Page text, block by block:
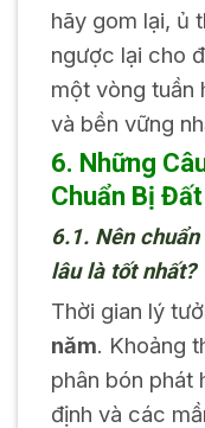
hãy gom lại, ủ
ngược lại cho
một vòng tuần
và bền vững
6. Những
Chuẩn Bị
6.1. Nên
lâu là tốt nhất?
Thời gian lý
năm. Khoảng
phân bón phát
định và các